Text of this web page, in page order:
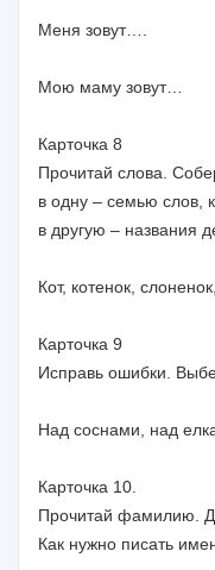
Меня зовут….
Мою маму зовут…
Карточка 8
Прочитай слова.
в одну – семью слов,
в другую – названия
Кот, котенок,
Карточка 9
Исправь ошибки.
Над соснами, над
Карточка 10.
Прочитай фамилию.
Как нужно писать